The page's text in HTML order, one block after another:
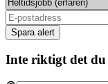
Spara alert
Inte riktigt det du